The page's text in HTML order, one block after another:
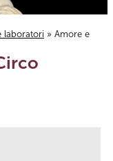
laboratori » Amore e